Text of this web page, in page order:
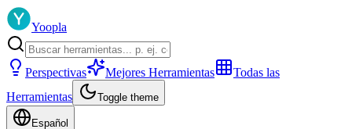
Yoopla
Perspectivas Mejores Herramientas
Todas las
Herramientas
Toggle theme
Español